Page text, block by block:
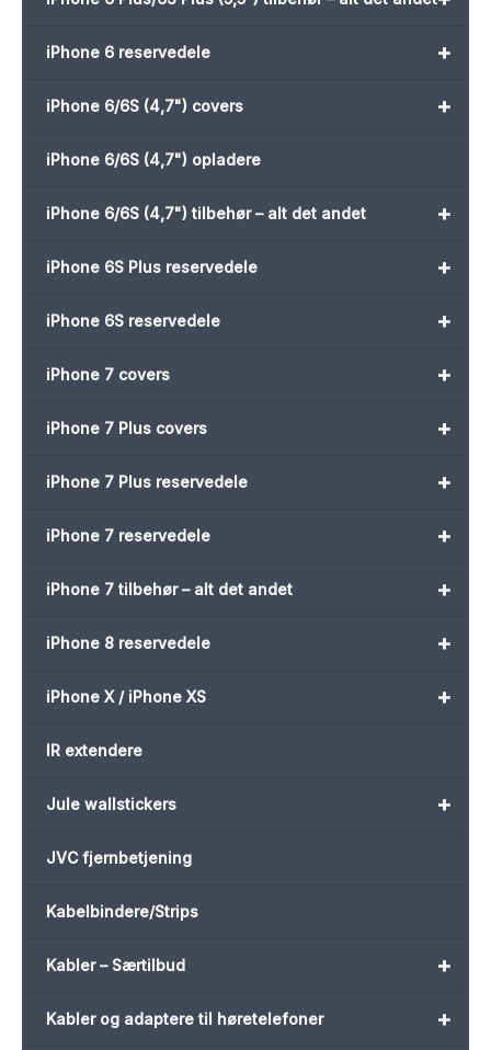
+
iPhone 6 reservedele
+
iPhone 6/6S (4,7") covers
iPhone 6/6S (4,7") opladere
+
iPhone 6/6S (4,7") tilbehør – alt det andet
+
iPhone 6S Plus reservedele
+
iPhone 6S reservedele
+
iPhone 7 covers
+
iPhone 7 Plus covers
+
iPhone 7 Plus reservedele
+
iPhone 7 reservedele
+
iPhone 7 tilbehør – alt det andet
+
iPhone 8 reservedele
+
iPhone X / iPhone XS
IR extendere
+
Jule wallstickers
JVC fjernbetjening
Kabelbindere/Strips
+
Kabler – Særtilbud
+
Kabler og adaptere til høretelefoner